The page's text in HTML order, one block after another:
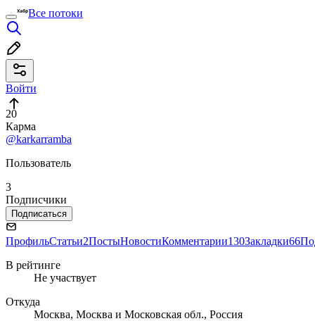
Все потоки
Войти
20
Карма
@karkarramba
Пользователь
3
Подписчики
Подписаться
ПрофильСтатьи2ПостыНовостиКомментарии130Закладки66
В рейтинге
Не участвует
Откуда
Москва, Москва и Московская обл., Россия